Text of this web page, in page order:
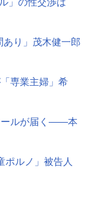
あり」茂木健一郎
専業主婦」希
ールが届く――本
ポルノ」被告人